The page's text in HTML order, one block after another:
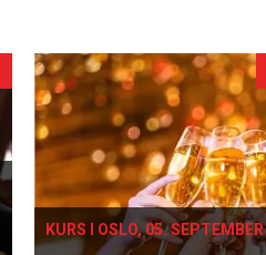
KURS I OSLO, 05. SEPTEMBER